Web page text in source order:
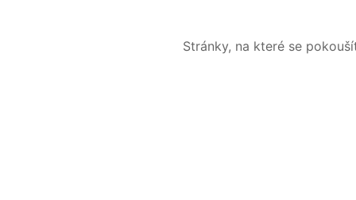
Stránky, na které se